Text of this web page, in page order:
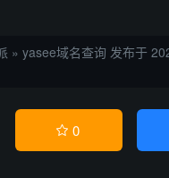
» yasee域名查询 发布于
 0